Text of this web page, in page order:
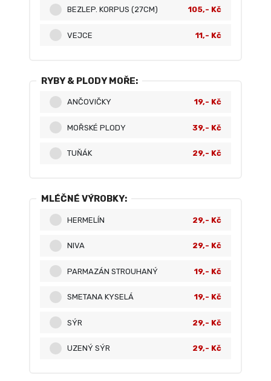
BEZLEP. KORPUS (27CM) 105,- Kč
VEJCE 11,- Kč
RYBY & PLODY MOŘE:
ANČOVIČKY 19,- Kč
MOŘSKÉ PLODY 39,- Kč
TUŇÁK 29,- Kč
MLÉČNÉ VÝROBKY:
HERMELÍN 29,- Kč
NIVA 29,- Kč
PARMAZÁN STROUHANÝ 19,- Kč
SMETANA KYSELÁ 19,- Kč
SÝR 29,- Kč
UZENÝ SÝR 29,- Kč